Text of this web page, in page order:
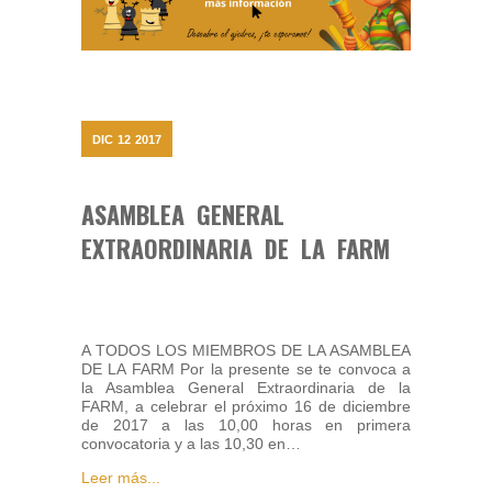
DIC 12 2017
ASAMBLEA GENERAL
EXTRAORDINARIA DE LA FARM
A TODOS LOS MIEMBROS DE LA ASAMBLEA
DE LA FARM Por la presente se te convoca a
la Asamblea General Extraordinaria de la
FARM, a celebrar el próximo 16 de diciembre
de 2017 a las 10,00 horas en primera
convocatoria y a las 10,30 en…
Leer más...